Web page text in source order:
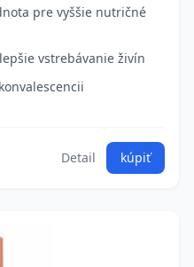
pre vyššie nutričné
vstrebávanie živín
Detail kúpiť